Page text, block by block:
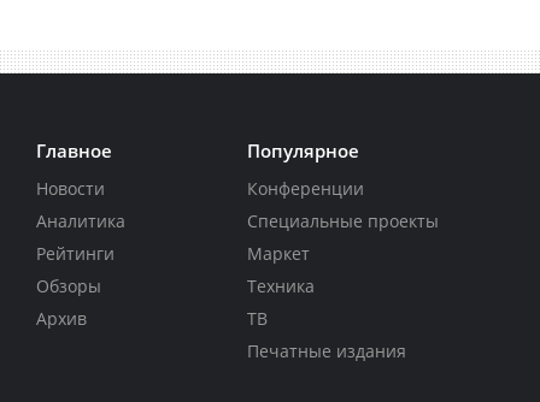
Главное
Новости
Аналитика
Рейтинги
Обзоры
Архив
Популярное
Конференции
Специальные проекты
Маркет
Техника
ТВ
Печатные издания